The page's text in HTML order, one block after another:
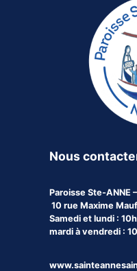
Nous
Paroisse Ste-ANNE
10 rue Maxime
Samedi et lundi :
mardi à vendredi :